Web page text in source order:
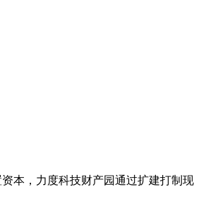
本，力度科技财产园通过扩建打制现